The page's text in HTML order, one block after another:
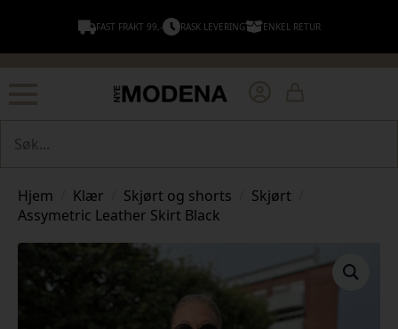
FAST FRAKT 99,- RASK LEVERING ENKEL RETUR
Hjem Klær Skjørt og shorts
Skjørt
Assymetric Leather Skirt Black